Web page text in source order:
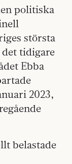
politiska
största
tidigare
Ebba
2023,
belastade